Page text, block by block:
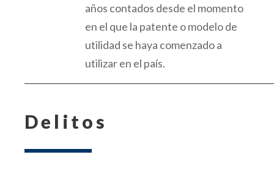
años contados desde el momento
en el que la patente o modelo de
utilidad se haya comenzado a
utilizar en el país.
Delitos